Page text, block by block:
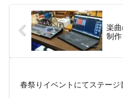
楽
制作
春祭りイベントにてステージ